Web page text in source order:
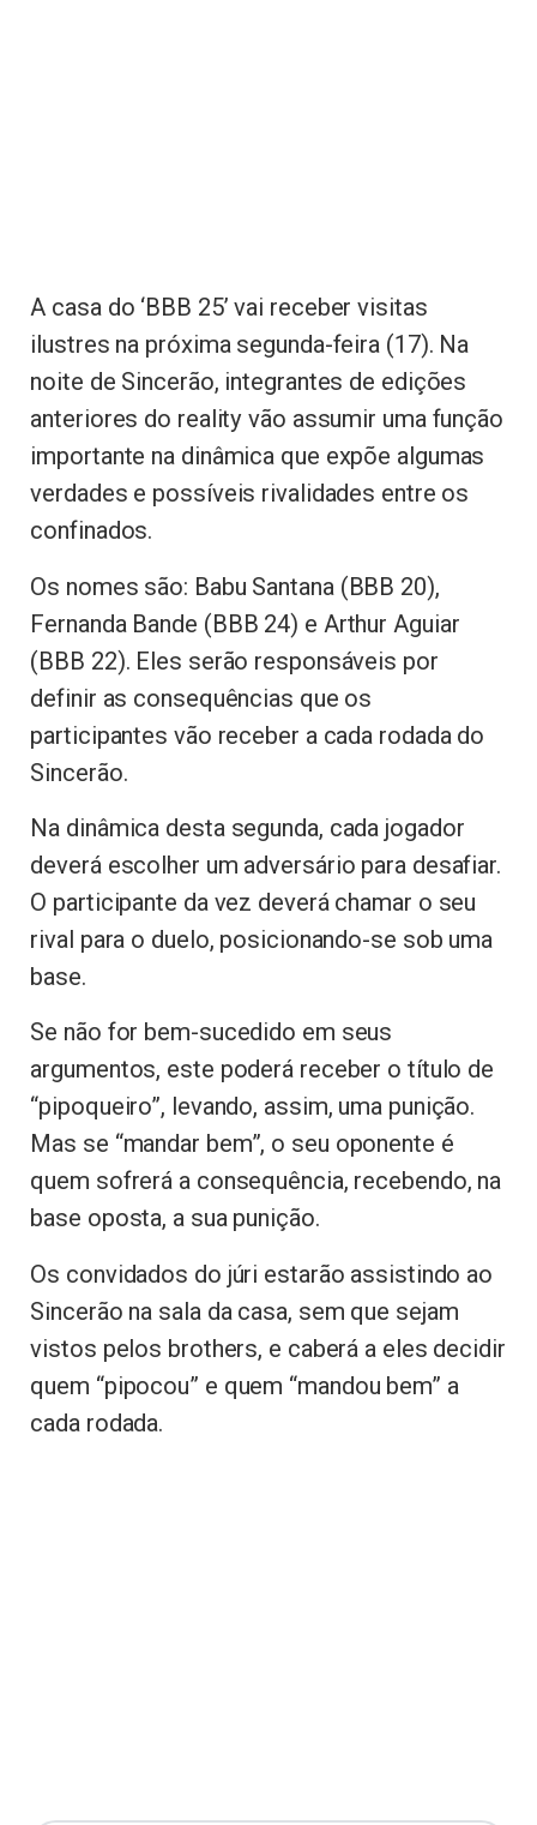
A casa do ‘BBB 25’ vai receber visitas
ilustres na próxima segunda-feira (17). Na
noite de Sincerão, integrantes de edições
anteriores do reality vão assumir uma função
importante na dinâmica que expõe algumas
verdades e possíveis rivalidades entre os
confinados.
Os nomes são: Babu Santana (BBB 20),
Fernanda Bande (BBB 24) e Arthur Aguiar
(BBB 22). Eles serão responsáveis por
definir as consequências que os
participantes vão receber a cada rodada do
Sincerão.
Na dinâmica desta segunda, cada jogador
deverá escolher um adversário para desafiar.
O participante da vez deverá chamar o seu
rival para o duelo, posicionando-se sob uma
base.
Se não for bem-sucedido em seus
argumentos, este poderá receber o título de
“pipoqueiro”, levando, assim, uma punição.
Mas se “mandar bem”, o seu oponente é
quem sofrerá a consequência, recebendo, na
base oposta, a sua punição.
Os convidados do júri estarão assistindo ao
Sincerão na sala da casa, sem que sejam
vistos pelos brothers, e caberá a eles decidir
quem “pipocou” e quem “mandou bem” a
cada rodada.